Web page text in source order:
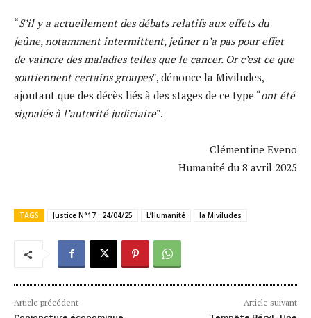
“S’il y a actuellement des débats relatifs aux effets du
jeûne, notamment intermittent, jeûner n’a pas pour effet
de vaincre des maladies telles que le cancer. Or c’est ce que
soutiennent certains groupes”, dénonce la Miviludes,
ajoutant que des décès liés à des stages de ce type “ont été
signalés à l’autorité judiciaire”.
Clémentine Eveno
Humanité du 8 avril 2025
TAGS Justice N°17 : 24/04/25 L’Humanité la Miviludes
Article précédent Article suivant